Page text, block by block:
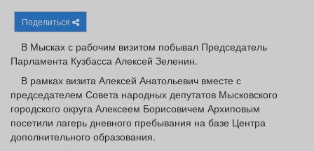
Афиша
Товары Поздравления Погода
Поделиться
В Мысках с рабочим визитом побывал Председатель
Парламента Кузбасса Алексей Зеленин.
В рамках визита Алексей Анатольевич вместе с
председателем Совета народных депутатов Мысковского
городского округа Алексеем Борисовичем Архиповым
посетили лагерь дневного пребывания на базе Центра
дополнительного образования.